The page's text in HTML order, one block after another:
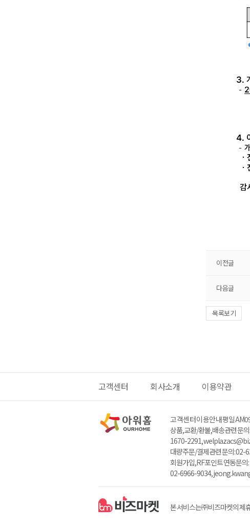
이전글
다음글
목록보기
고객센터 회사소개 이용약관
고객센터 이용안내평일 AM
상품,교환/환불,배송관련 문의 :
1670-2291,
대량주문/결제관련 문의 :
회원가입,RF포인트 연동 문의:
02-6966-9034,
본 서비스는 ㈜비즈마켓의 제